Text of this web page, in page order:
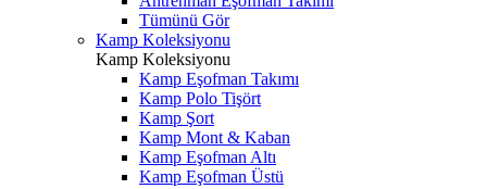
Tümünü Gör
Kamp Koleksiyonu
Kamp Koleksiyonu
Kamp Eşofman Takımı
Kamp Polo Tişört
Kamp Şort
Kamp Mont & Kaban
Kamp Eşofman Altı
Kamp Eşofman Üstü